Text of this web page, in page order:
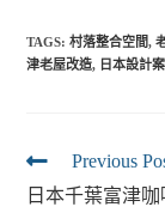
TAGS:村落整合空間,
津老屋改造, 日本設計
Previous
日本千葉富津